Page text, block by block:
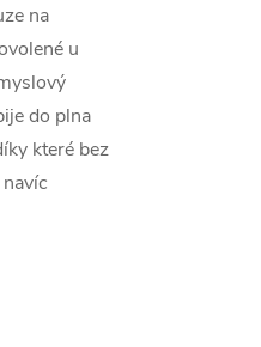
na
u
do plna
které bez